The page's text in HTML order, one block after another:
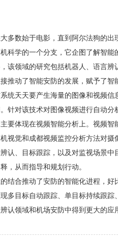
多数始于电影，直到阿尔法狗的
科学的一个分支，它企图了解智
该领域的研究包括机器人、语言
推动了智能安防的发展，赋予了智
系统天天要产生海量的图像和视频信
针对该技术对图像视频进行自动
要体现在视频智能分析上。视频
视觉和成都视频监控分析方法对摄
认、目标跟踪，以及对监视场景
，从而指导和规划行动。
结合推动了安防的智能化进程，好
多目标自动跟踪、单目标持续跟
认领域和机场安防中得到更大的应